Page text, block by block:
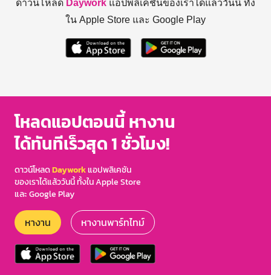
ดาวน์โหลด Daywork แอปพลิเคชันของเราได้แล้ววันนี้ ทั้ง
ใน Apple Store และ Google Play
โหลดแอปตอนนี้ หางาน
ได้ทันทีเร็วสุด 1 ชั่วโมง!
ดาวน์โหลดDayworkแอปพลิเคชัน
ของเราได้แล้ววันนี้ ทั้งใน Apple Store
และ Google Play
หางาน หางานพาร์ทไทม์